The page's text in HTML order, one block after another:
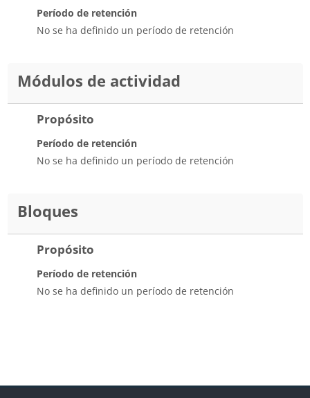
Período de retención
No se ha definido un período de retención
Módulos de actividad
Propósito
Período de retención
No se ha definido un período de retención
Bloques
Propósito
Período de retención
No se ha definido un período de retención